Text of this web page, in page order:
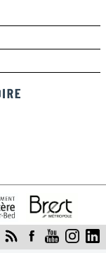
Brest Métropole